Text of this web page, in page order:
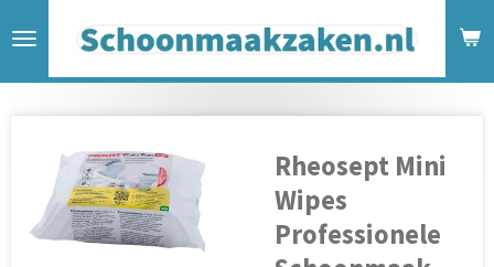
direct
Rheosept Mini
Wipes
Professionele